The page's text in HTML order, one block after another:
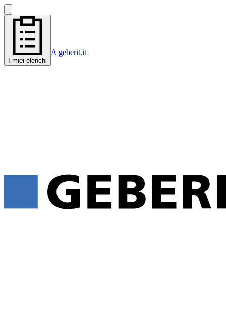
I miei elenchi
A geberit.it